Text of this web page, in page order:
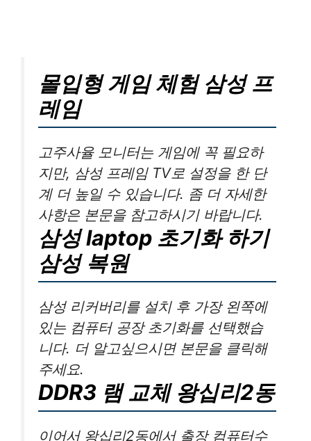
몰입형 게임 체험 삼성 프
레임
고주사율 모니터는 게임에 꼭 필요하
지만, 삼성 프레임 TV로 설정을 한 단
계 더 높일 수 있습니다. 좀 더 자세한
사항은 본문을 참고하시기 바랍니다.
삼성 laptop 초기화 하기
삼성 복원
삼성 리커버리를 설치 후 가장 왼쪽에
있는 컴퓨터 공장 초기화를 선택했습
니다. 더 알고싶으시면 본문을 클릭해
주세요.
DDR3 램 교체 왕십리2동
이어서 왕십리2동에서 출장 컴퓨터수